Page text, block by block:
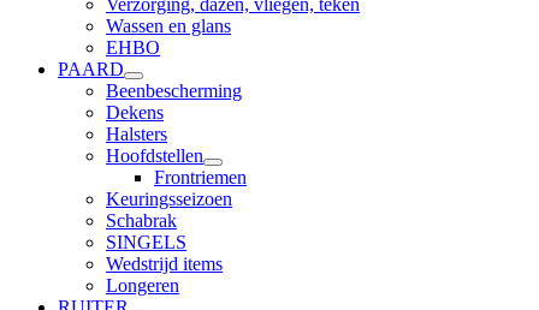
Verzorging, dazen, vliegen, teken
Wassen en glans
EHBO
PAARD
Beenbescherming
Dekens
Halsters
Hoofdstellen
Frontriemen
Keuringsseizoen
Schabrak
SINGELS
Wedstrijd items
Longeren